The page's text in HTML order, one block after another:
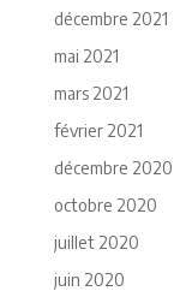
décembre 2021
mai 2021
mars 2021
février 2021
décembre 2020
octobre 2020
juillet 2020
juin 2020